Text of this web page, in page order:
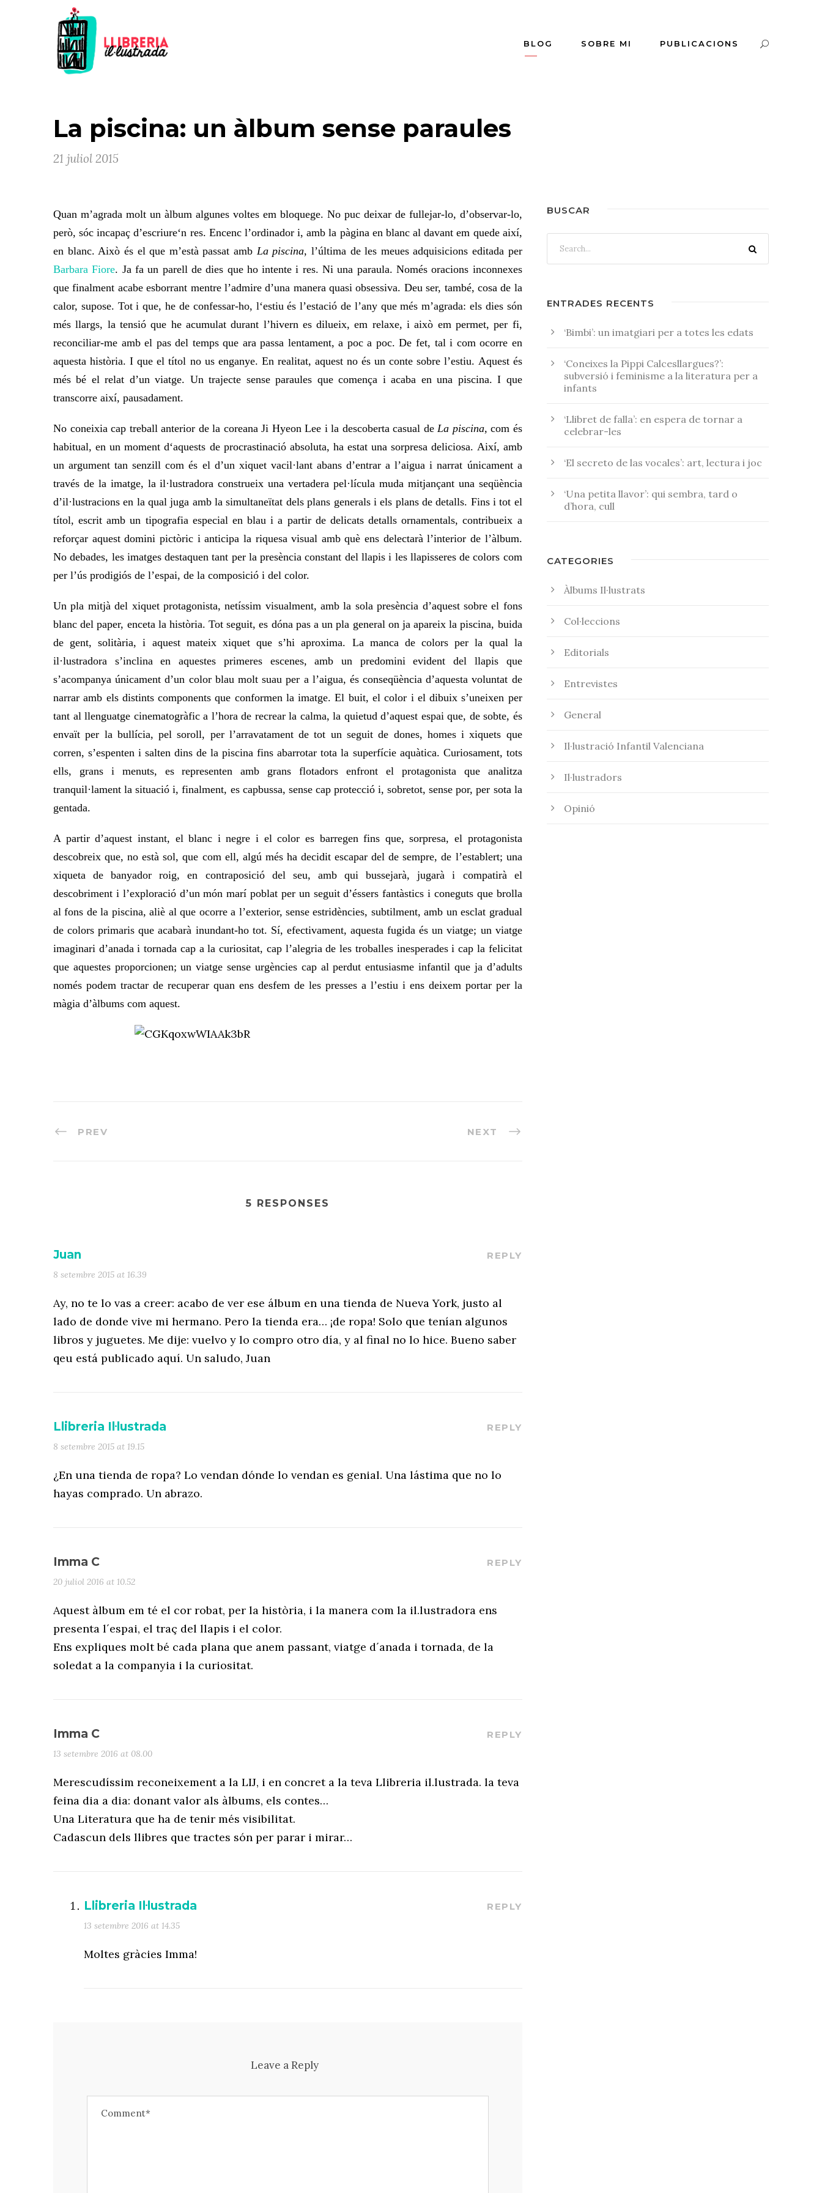
BLOG SOBRE MI PUBLICACIONS
La piscina: un àlbum sense paraules
21 juliol 2015
Quan m’agrada molt un àlbum algunes voltes em bloquege. No puc deixar de fullejar-lo, d’observar-lo,
però, sóc incapaç d’escriure‘n res. Encenc l’ordinador i, ambla pàginaen blanc al davant em quede així,
en blanc.Això és el que m’està passat amb La piscina, l’última de les meues adquisicions editada per
Barbara Fiore. Ja fa un parell de dies que ho intente i res. Ni una paraula. Només oracions inconnexes
que finalment acabe esborrant mentre l’admire d’una manera quasi obsessiva. Deu ser, també, cosa de la
calor, supose. Tot i que, he de confessar-ho, l‘estiu és l’estació de l’any que més m’agrada: els dies són
més llargs, la tensió que he acumulat durant l’hivern es dilueix, em relaxe, i això em permet, per fi,
reconciliar-me amb el pas del temps que ara passa lentament, a poc a poc. De fet, tal i com ocorre en
aquesta història. I que el títol no us enganye. En realitat, aquest no és un conte sobre l’estiu. Aquest és
més bé el relat d’un viatge. Un trajecte sense paraules que comença i acaba en una piscina. I que
transcorre així, pausadament.
No coneixia cap treball anterior de la coreana Ji Hyeon Lee i la descoberta casual deLa piscina,com és
habitual, en un moment d‘aquests deprocrastinació absoluta, ha estat una sorpresa deliciosa. Així, amb
un argument tan senzill com és el d’un xiquet vacil·lant abans d’entrar a l’aigua i narrat únicament a
través de la imatge, la il·lustradora construeix una vertadera pel·lícula muda mitjançant una seqüència
d’il·lustracions en la qual juga amb la simultaneïtat dels plans generals i els plans de detalls. Fins i tot el
títol, escrit amb un tipografia especial en blau i a partir de delicats detalls ornamentals, contribueix a
reforçar aquest domini pictòric i anticipa la riquesa visual amb què ens delectarà l’interior de l’àlbum.
No debades, les imatges destaquen tant per la presència constant del llapis i les llapisseres de colors com
per l’ús prodigiós de l’espai, de la composició i del color.
Un pla mitjà del xiquet protagonista, netíssim visualment, amb la sola presència d’aquest sobre el fons
blanc del paper, enceta la història. Tot seguit, es dóna pas a un pla general on ja apareix la piscina, buida
de gent, solitària, i aquest mateix xiquet que s’hi aproxima. La manca de colors per la qual la
il·lustradora s’inclina en aquestes primeres escenes, amb un predomini evident del llapis que
s’acompanya únicament d’un color blau molt suau per a l’aigua, és conseqüència d’aquesta voluntat de
narrar amb els distints components que conformen la imatge. El buit, el color i el dibuix s’uneixen per
tant al llenguatge cinematogràfic a l’hora de recrear la calma, la quietud d’aquest espai que, de sobte, és
envaït per la bullícia, pel soroll, per l’arravatament de tot un seguit de dones, homes i xiquets que
corren, s’espenten i salten dins de la piscina fins abarrotar tota la superfície aquàtica. Curiosament, tots
ells, grans i menuts, es representen amb grans flotadors enfront el protagonista que analitza
tranquil·lament la situació i, finalment, es capbussa, sense cap protecció i, sobretot, sense por, per sota la
gentada.
A partir d’aquest instant, el blanc i negre i el color es barregen fins que, sorpresa, el protagonista
descobreix que, no està sol, que com ell, algú més ha decidit escapar del de sempre, de l’establert; una
xiqueta de banyador roig, en contraposició del seu, amb qui bussejarà, jugarà i compatirà el
descobriment i l’exploració d’un món marí poblat per un seguit d’éssers fantàstics i coneguts que brolla
al fons de la piscina, aliè al que ocorre a l’exterior, sense estridències, subtilment,amb un esclat gradual
de colors primaris que acabarà inundant-ho tot. Sí, efectivament, aquesta fugida és un viatge; un viatge
imaginari d’anada i tornada cap a la curiositat, cap l’alegria de les troballes inesperades i cap la felicitat
que aquestes proporcionen; un viatge sense urgències cap al perdut entusiasme infantil que ja d’adults
només podem tractar de recuperar quan ens desfem de les presses a l’estiu i ens deixem portar per la
màgia d’àlbums com aquest.
PREV NEXT
5 RESPONSES
Juan
8 setembre 2015 at 16.39
REPLY
Ay, no te lo vas a creer: acabo de ver ese álbum en una tienda de Nueva York, justo al
lado de donde vive mi hermano. Pero la tienda era… ¡de ropa! Solo que tenían algunos
libros y juguetes. Me dije: vuelvo y lo compro otro día, y al final no lo hice. Bueno saber
qeu está publicado aquí. Un saludo, Juan
Llibreria Il·lustrada
8 setembre 2015 at 19.15
REPLY
¿En una tienda de ropa? Lo vendan dónde lo vendan es genial. Una lástima que no lo
hayas comprado. Un abrazo.
Imma C
20 juliol 2016 at 10.52
REPLY
Aquest àlbum em té el cor robat, per la història, i la manera com la il.lustradora ens
presenta l´espai, el traç del llapis i el color.
Ens expliques molt bé cada plana que anem passant, viatge d´anada i tornada, de la
soledat a la companyia i la curiositat.
Imma C
13 setembre 2016 at 08.00
REPLY
Merescudíssim reconeixement a la LIJ, i en concret a la teva Llibreria il.lustrada. la teva
feina dia a dia: donant valor als àlbums, els contes…
Una Literatura que ha de tenir més visibilitat.
Cadascun dels llibres que tractes són per parar i mirar…
Llibreria Il·lustrada
13 setembre 2016 at 14.35
REPLY
Moltes gràcies Imma!
Leave a Reply
BUSCAR
ENTRADES RECENTS
‘Bimbi’: un imatgiari per a totes les edats
‘Coneixes la Pippi Calcesllargues?’:
subversió i feminisme a la literatura per a
infants
‘Llibret de falla’: en espera de tornar a
celebrar-les
‘El secreto de las vocales’: art, lectura i joc
‘Una petita llavor’: qui sembra, tard o
d’hora, cull
CATEGORIES
Àlbums Il·lustrats
Col·leccions
Editorials
Entrevistes
General
Il·lustració Infantil Valenciana
Il·lustradors
Opinió